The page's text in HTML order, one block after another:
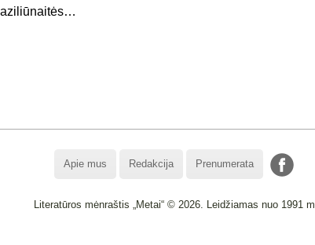
Apie mus Redakcija Prenumerata
Literatūros mėnraštis „Metai“ © 2026. Leidžiamas nuo 1991 m.